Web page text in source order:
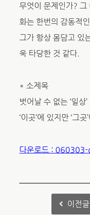
무엇이 문제인가? 그
화는 한번의 감동적
그가 항상 몸담고 있
욱 타당한 것 같다.
* 소제목
벗어날 수 없는 ‘일상’
‘이곳’에 있지만 ‘그곳
다운로드 :
이전글